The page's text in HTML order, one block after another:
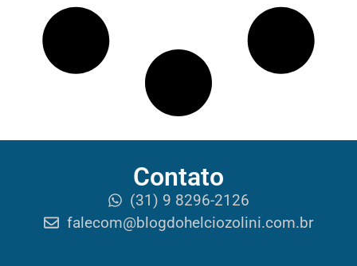
Contato
(31) 9 8296-2126
falecom@blogdohelciozolini.com.br